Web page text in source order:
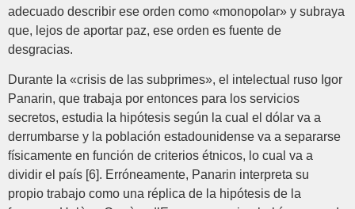
adecuado describir ese orden como «monopolar» y subraya
que, lejos de aportar paz, ese orden es fuente de
desgracias.
Durante la «crisis de las subprimes», el intelectual ruso Igor
Panarin, que trabaja por entonces para los servicios
secretos, estudia la hipótesis según la cual el dólar va a
derrumbarse y la población estadounidense va a separarse
físicamente en función de criterios étnicos, lo cual va a
dividir el país [6]. Erróneamente, Panarin interpreta su
propio trabajo como una réplica de la hipótesis de la